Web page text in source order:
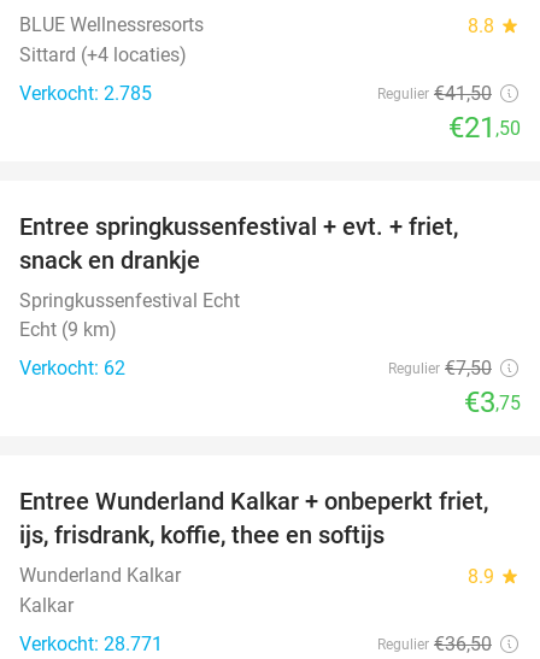
BLUE Wellnessresorts 8.8 star
Sittard (+4 locaties)
Verkocht: 2.785
Regulier €41,50
€21 ,50
Entree springkussenfestival + evt. + friet,
snack en drankje
Springkussenfestival Echt
Echt (9 km)
Verkocht: 62
Regulier €7,50
€3,75
32%
Entree Wunderland Kalkar + onbeperkt friet,
ijs, frisdrank, koffie, thee en softijs
Wunderland Kalkar 8.9 star
Kalkar
Verkocht: 28.771
Regulier €36,50